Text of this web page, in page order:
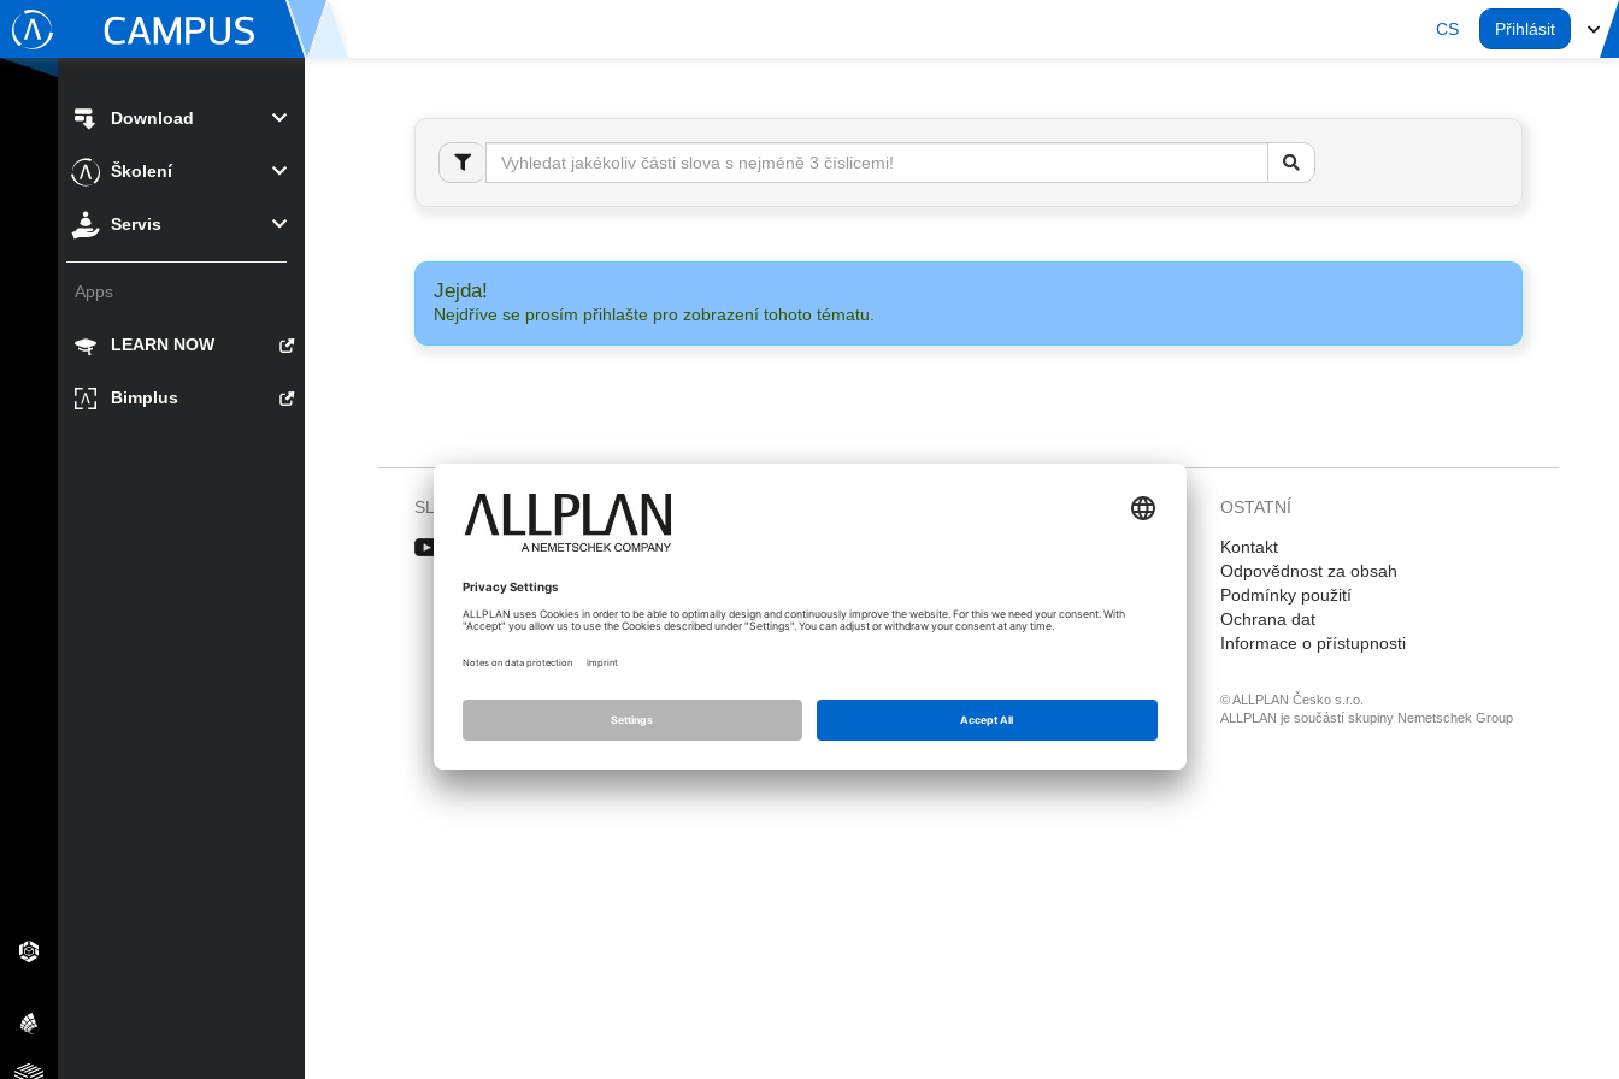
CS Přihlásit
Download
Školení
Servis
Apps
LEARN NOW
Bimplus
Jejda!
Nejdříve se prosím přihlašte pro zobrazení tohoto tématu.
SLEDUJTE NÁS NA ADMIN
Licence
Nastavení ochrany osobních údajů
OSTATNÍ
Kontakt
Odpovědnost za obsah
Podmínky použití
Ochrana dat
Informace o přístupnosti
© ALLPLAN Česko s.r.o.
ALLPLAN je součástí skupiny Nemetschek Group